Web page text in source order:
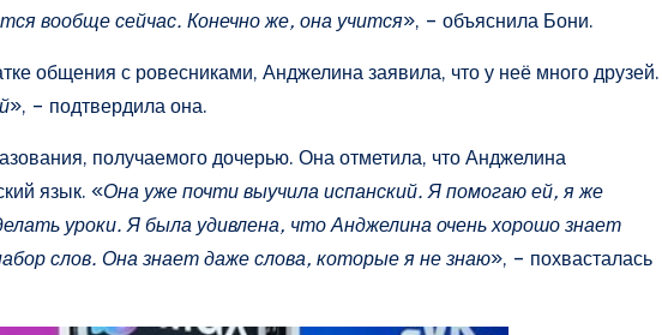
вообще сейчас. Конечно же, она учится», – объяснила Бони.
общения с ровесниками, Анджелина заявила, что у неё много друзей.
», – подтвердила она.
получаемого дочерью. Она отметила, что Анджелина
язык. «Она уже почти выучила испанский. Я помогаю ей, я же
уроки. Я была удивлена, что Анджелина очень хорошо знает
слов. Она знает даже слова, которые я не знаю», – похвасталась